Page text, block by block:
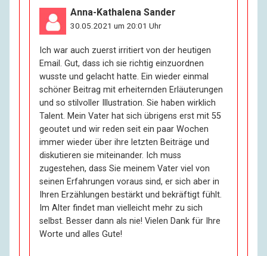
Sie können von sich also sagen, dass Sie gern leben,
wie Sie leben.
Ja, das kann ich. Es ist ja ganz klar, in meinem Alter
lebt man in den Tod hinein, aber manchmal macht
man sich vor, dass es nicht so ist, und das hilft. –
Sehen Sie, jeder ist anders. Einem guten Bekannten
von mir ist vor zwei Jahren der Freund bei einem
Autounfall umgekommen. Sie hatten über dreißig
Jahre zusammengelebt, mit Krisen natürlich. Kurz
darauf hat sich der Überlebende mit Schlaftabletten
vergiftet. Es ist ja nicht nur der Verlust. Von einem
bestimmten Alter an ist man auch nicht mehr bereit,
sich eine neue Vergangenheit aufzubauen. Alle
Erinnerungen, die die beiden geteilt hatten, auf denen
blieb er jetzt allein sitzen wie auf sauer gewordener
Milch – wertlos; er konnte nichts mehr mit ihnen
anfangen, und neue wollte er sich nicht mehr
Anna-Kathalena Sander
30.05.2021 um 20:01 Uhr
Ich war auch zuerst irritiert von der heutigen
Email. Gut, dass ich sie richtig einzuordnen
wusste und gelacht hatte. Ein wieder einmal
schöner Beitrag mit erheiternden Erläuterungen
und so stilvoller Illustration. Sie haben wirklich
Talent. Mein Vater hat sich übrigens erst mit 55
geoutet und wir reden seit ein paar Wochen
immer wieder über ihre letzten Beiträge und
diskutieren sie miteinander. Ich muss
zugestehen, dass Sie meinem Vater viel von
seinen Erfahrungen voraus sind, er sich aber in
Ihren Erzählungen bestärkt und bekräftigt fühlt.
Im Alter findet man vielleicht mehr zu sich
selbst. Besser dann als nie! Vielen Dank für Ihre
Worte und alles Gute!